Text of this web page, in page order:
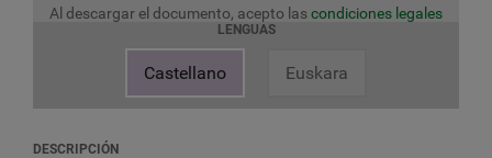
Al descargar el documento, acepto lascondiciones legales
LENGUAS
Castellano Euskara
DESCRIPCIÓN